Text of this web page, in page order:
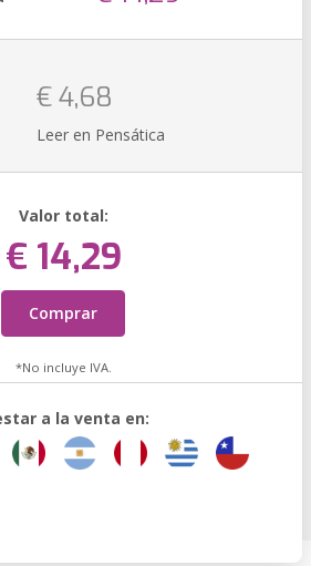
€ 4,68
Leer en Pensática
Valor total:
€ 14,29
Comprar
*No incluye IVA.
a la venta en: